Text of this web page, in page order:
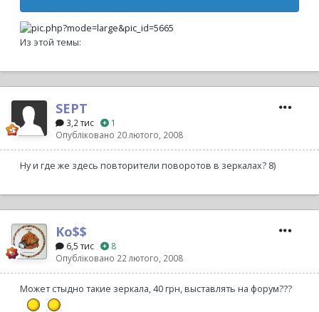
Из этой темы:
SEPT
3,2 тис
1
Опубліковано 20 лютого, 2008
Ну и где же здесь повторители поворотов в зеркалах? 8)
Ko$$
6,5 тис
8
Опубліковано 22 лютого, 2008
Может стыдно такие зеркала, 40 грн, выставлять на форум???